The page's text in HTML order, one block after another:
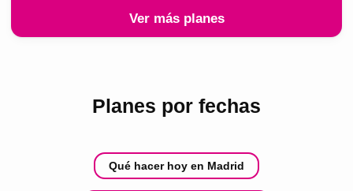
Ver más planes
Planes por fechas
Qué hacer hoy en Madrid